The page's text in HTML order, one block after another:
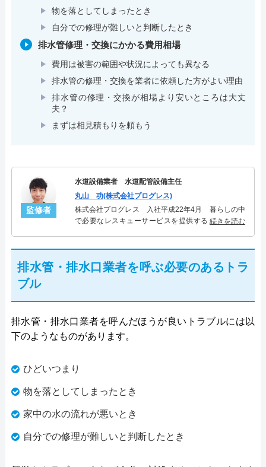
物を落としてしまったとき
自分での修理が難しいと判断したとき
排水管修理・交換にかかる費用相場
費用は被害の範囲や状況によっても異なる
排水管の修理・交換を業者に依頼した方がよい理由
排水管の修理・交換が相場より安いところは大丈
夫？
まずは相見積もりを頼もう
監修者
水道設備業者 水道配管設備主任
丸山 功(株式会社プログレス)
株式会社プログレス 入社平成22年4月 暮らしの中
で必要なレスキューサービスを提供する株式会社プ
シャリスト。
続きを読む
排水管・排水口業者を呼ぶ必要のあるトラ
ブル
排水管・排水口業者を呼んだほうが良いトラブルには以
下のようなものがあります。
ひどいつまり
物を落としてしまったとき
家中の水の流れが悪いとき
自分での修理が難しいと判断したとき